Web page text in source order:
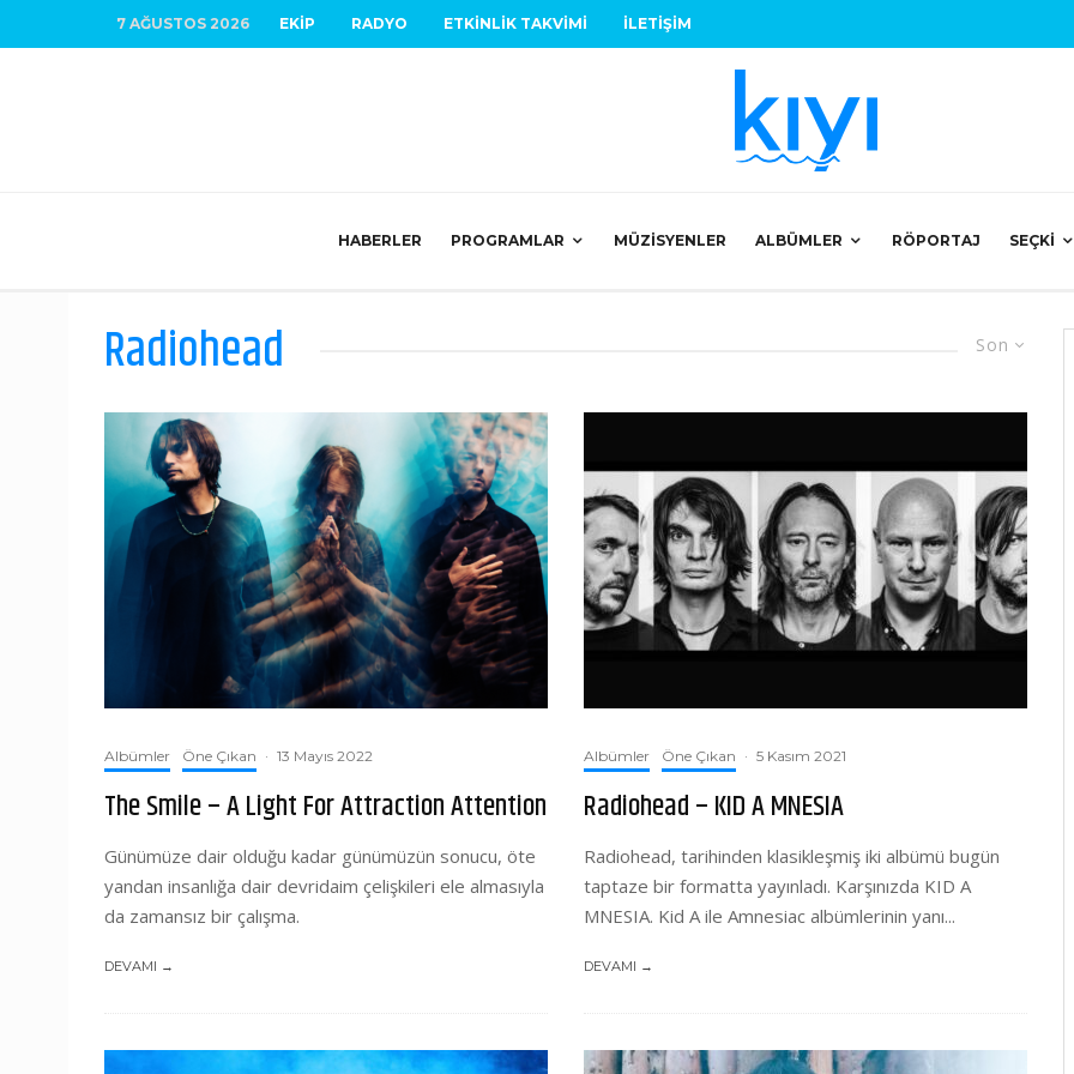
7 AĞUSTOS 2026 EKIP RADYO ETKINLIK TAKVIMI İLETIŞIM
HABERLER PROGRAMLAR MÜZISYENLER ALBÜMLER RÖPORTAJ SEÇKI
Son
Radiohead
Albümler Öne Çıkan · 13 Mayıs 2022
The Smile – A Light For Attraction Attention
Günümüze dair olduğu kadar günümüzün sonucu, öte
yandan insanlığa dair devridaim çelişkileri ele almasıyla
da zamansız bir çalışma.
DEVAMI →
Albümler Öne Çıkan · 5 Kasım 2021
Radiohead – KID A MNESIA
Radiohead, tarihinden klasikleşmiş iki albümü bugün
taptaze bir formatta yayınladı. Karşınızda KID A
MNESIA. Kid A ile Amnesiac albümlerinin yanı...
DEVAMI →